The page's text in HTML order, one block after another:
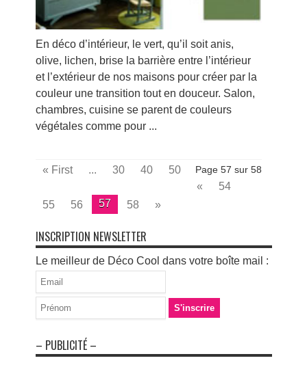
En déco d’intérieur, le vert, qu’il soit anis,
olive, lichen, brise la barrière entre l’intérieur
et l’extérieur de nos maisons pour créer par la
couleur une transition tout en douceur. Salon,
chambres, cuisine se parent de couleurs
végétales comme pour ...
Page 57 sur 58
« First ... 30 40
50
«
54
55
56 57 58 »
INSCRIPTION NEWSLETTER
Le meilleur de Déco Cool dans votre boîte mail :
– PUBLICITÉ –